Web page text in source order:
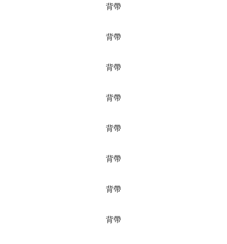
背帶
背帶
背帶
背帶
背帶
背帶
背帶
背帶